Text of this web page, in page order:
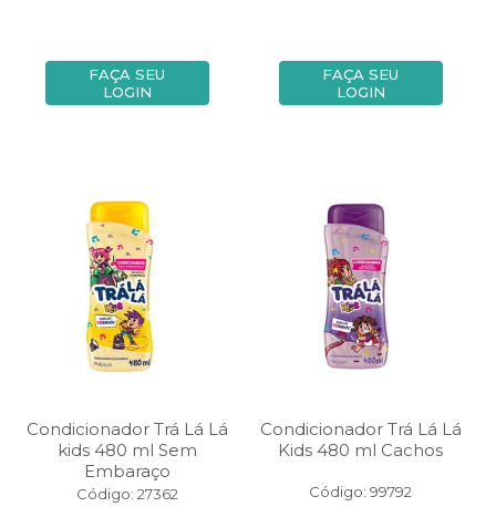
FAÇA SEU
LOGIN
FAÇA SEU
LOGIN
Condicionador Trá Lá Lá
kids 480 ml Sem
Embaraço
Código: 27362
Condicionador Trá Lá Lá
Kids 480 ml Cachos
Código: 99792